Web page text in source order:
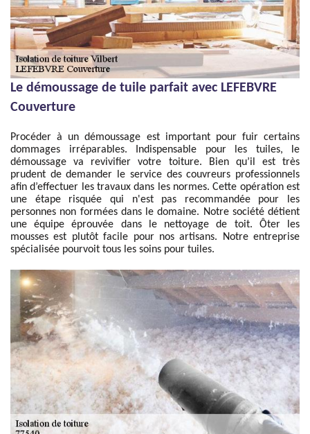
Le démoussage de tuile parfait avec LEFEBVRE
Couverture
Procéder à un démoussage est important pour fuir certains
dommages irréparables. Indispensable pour les tuiles, le
démoussage va revivifier votre toiture. Bien qu’il est très
prudent de demander le service des couvreurs professionnels
afin d’effectuer les travaux dans les normes. Cette opération est
une étape risquée qui n'est pas recommandée pour les
personnes non formées dans le domaine. Notre société détient
une équipe éprouvée dans le nettoyage de toit. Ôter les
mousses est plutôt facile pour nos artisans. Notre entreprise
spécialisée pourvoit tous les soins pour tuiles.